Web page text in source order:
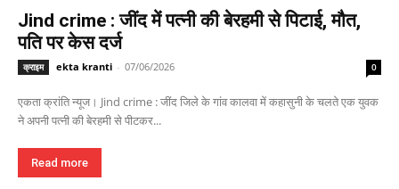
Jind crime : जींद में पत्नी की बेरहमी से पिटाई, मौत,
पति पर केस दर्ज
क्राइम ekta kranti - 07/06/2026 0
एकता क्रांति न्यूज। Jind crime : जींद जिले के गांव कालवा में कहासुनी के चलते एक युवक
ने अपनी पत्नी की बेरहमी से पीटकर...
Read more